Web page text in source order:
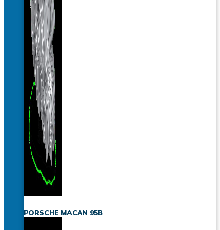
PORSCHE MACAN 95B